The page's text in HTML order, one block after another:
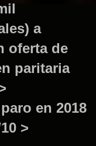
a
oferta de
paritaria
en 2018
>